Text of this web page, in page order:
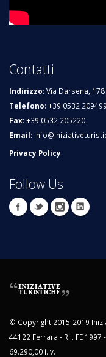
Contatti
Indirizzo: Via Darsena,
Telefono: +39 0532 209499
Fax: +39 0532 205220
Email:
Privacy Policy
Follow Us
© Copyright 2015-2019
44122 Ferrara - R.I. FE
69.290,00 i. v.